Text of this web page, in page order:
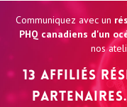
Communiquez avec un
PHQ canadiens d'un
nos
13 affiliés